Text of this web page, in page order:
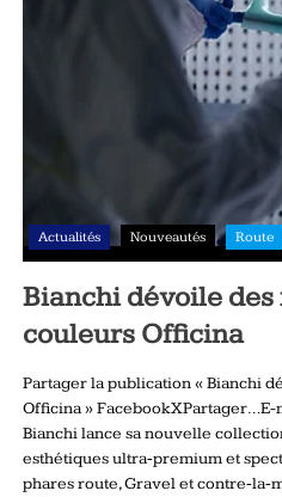
Actualités Nouveautés Route
Bianchi dévoile
couleurs Officina
Partager la publication « Bianchi
Officina »
Bianchi lance sa nouvelle
esthétiques ultra‑premium et
phares route, Gravel et